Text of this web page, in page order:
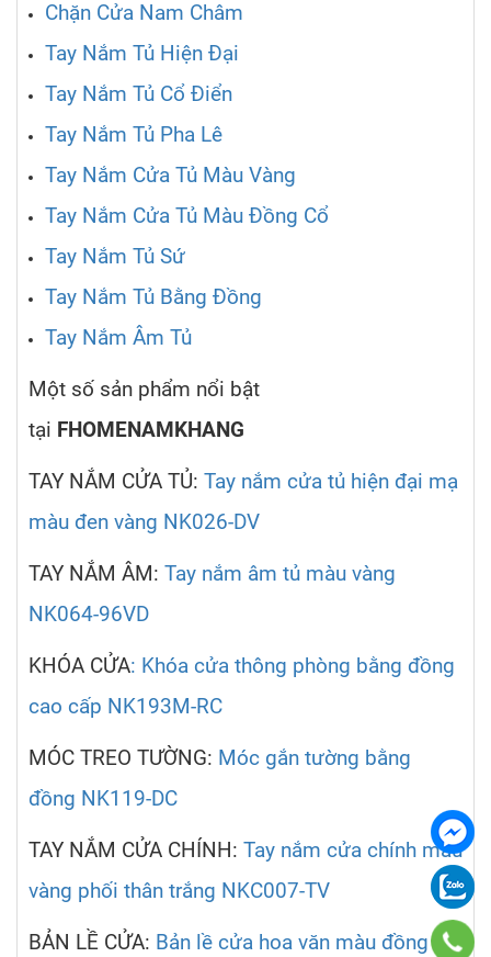
Chặn Cửa Nam Châm
Tay Nắm Tủ Hiện Đại
Tay Nắm Tủ Cổ Điển
Tay Nắm Tủ Pha Lê
Tay Nắm Cửa Tủ Màu Vàng
Tay Nắm Cửa Tủ Màu Đồng Cổ
Tay Nắm Tủ Sứ
Tay Nắm Tủ Bằng Đồng
Tay Nắm Âm Tủ
Một số sản phẩm nổi bật
tại FHOMENAMKHANG
TAY NẮM CỬA TỦ: Tay nắm cửa tủ hiện đại mạ
màu đen vàng NK026-DV
TAY NẮM ÂM: Tay nắm âm tủ màu vàng
NK064-96VD
KHÓA CỬA: Khóa cửa thông phòng bằng đồng
cao cấp NK193M-RC
MÓC TREO TƯỜNG: Móc gắn tường bằng
đồng NK119-DC
TAY NẮM CỬA CHÍNH: Tay nắm cửa chính màu
vàng phối thân trắng NKC007-TV
BẢN LỀ CỬA: Bản lề cửa hoa văn màu đồng